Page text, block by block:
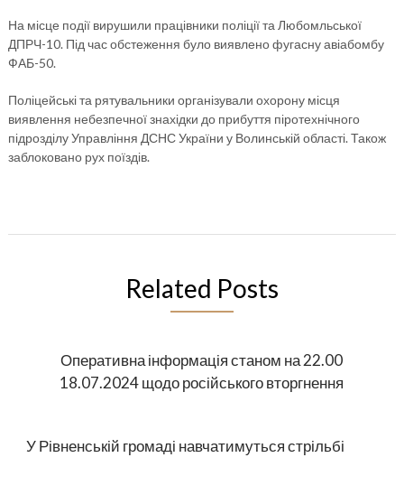
На місце події вирушили працівники поліції та Любомльської
ДПРЧ-10. Під час обстеження було виявлено фугасну авіабомбу
ФАБ-50.
Поліцейські та рятувальники організували охорону місця
виявлення небезпечної знахідки до прибуття піротехнічного
підрозділу Управління ДСНС України у Волинській області. Також
заблоковано рух поїздів.
Related Posts
Оперативна інформація станом на 22.00
18.07.2024 щодо російського вторгнення
У Рівненській громаді навчатимуться стрільбі